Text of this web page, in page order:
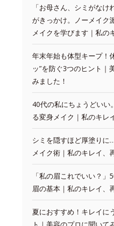
「お母さん、シミがな
がきっかけ。ノーメイク
メイクを学びます｜私の
年末年始も体型キープ！
ッ”を防ぐ3つのヒント｜
みました！
40代の私にちょうどいい
る変身メイク｜私のキレ
シミを隠すほど厚塗りに
メイク術｜私のキレイ、
「私の眉これでいい？
眉の基本｜私のキレイ、
夏におすすめ！キレイに